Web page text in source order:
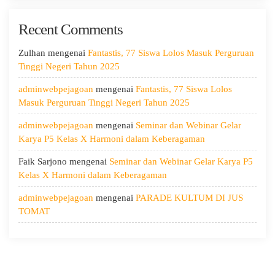
Menggali
Diri,
Menjaga
Kesehatan,
dan
Menumbuhkan
Kepedulian
Recent Comments
Zulhan mengenai Fantastis, 77 Siswa Lolos Masuk Perguruan
Tinggi Negeri Tahun 2025
adminwebpejagoan mengenai Fantastis, 77 Siswa Lolos
Masuk Perguruan Tinggi Negeri Tahun 2025
adminwebpejagoan mengenai Seminar dan Webinar Gelar
Karya P5 Kelas X Harmoni dalam Keberagaman
Faik Sarjono mengenai Seminar dan Webinar Gelar Karya P5
Kelas X Harmoni dalam Keberagaman
adminwebpejagoan mengenai PARADE KULTUM DI JUS
TOMAT